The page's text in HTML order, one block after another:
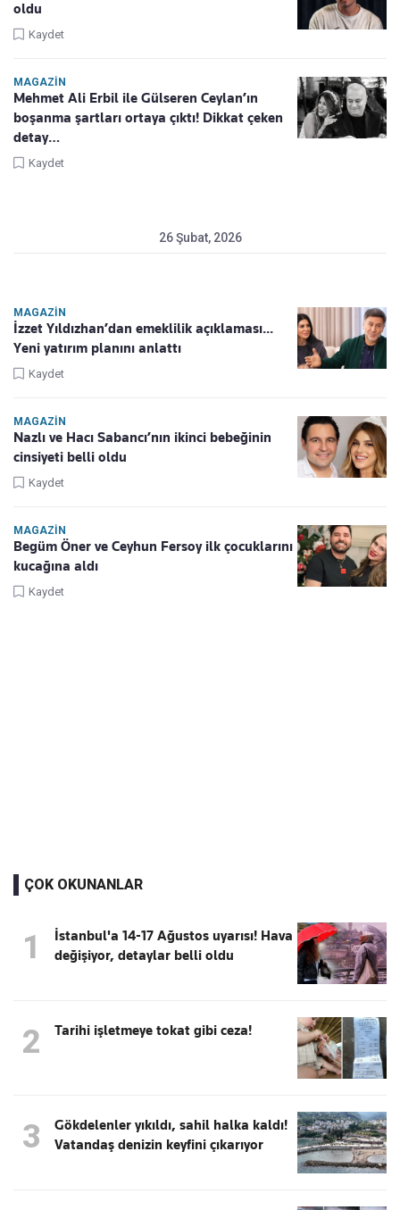
oldu
Kaydet
MAGAZIN
Mehmet Ali Erbil ile Gülseren Ceylan’ın
boşanma şartları ortaya çıktı! Dikkat çeken
detay…
Kaydet
26 Şubat, 2026
MAGAZIN
İzzet Yıldızhan’dan emeklilik açıklaması...
Yeni yatırım planını anlattı
Kaydet
MAGAZIN
Nazlı ve Hacı Sabancı’nın ikinci bebeğinin
cinsiyeti belli oldu
Kaydet
MAGAZIN
Begüm Öner ve Ceyhun Fersoy ilk çocuklarını
kucağına aldı
Kaydet
ÇOK OKUNANLAR
1
İstanbul'a 14-17 Ağustos uyarısı! Hava
değişiyor, detaylar belli oldu
2 Tarihi işletmeye tokat gibi ceza!
3
Gökdelenler yıkıldı, sahil halka kaldı!
Vatandaş denizin keyfini çıkarıyor